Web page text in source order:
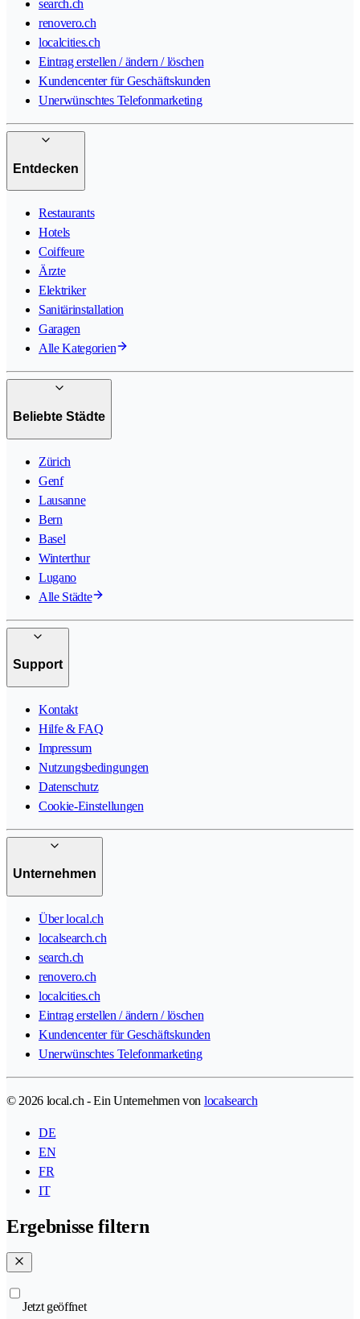
search.ch
renovero.ch
localcities.ch
Eintrag erstellen / ändern / löschen
Kundencenter für Geschäftskunden
Unerwünschtes Telefonmarketing
Entdecken
Restaurants
Hotels
Coiffeure
Ärzte
Elektriker
Sanitärinstallation
Garagen
Alle Kategorien
Beliebte Städte
Zürich
Genf
Lausanne
Bern
Basel
Winterthur
Lugano
Alle Städte
Support
Kontakt
Hilfe & FAQ
Impressum
Nutzungsbedingungen
Datenschutz
Cookie-Einstellungen
Unternehmen
Über local.ch
localsearch.ch
search.ch
renovero.ch
localcities.ch
Eintrag erstellen / ändern / löschen
Kundencenter für Geschäftskunden
Unerwünschtes Telefonmarketing
© 2026 local.ch - Ein Unternehmen von localsearch
DE
EN
FR
IT
Ergebnisse filtern
Jetzt geöffnet